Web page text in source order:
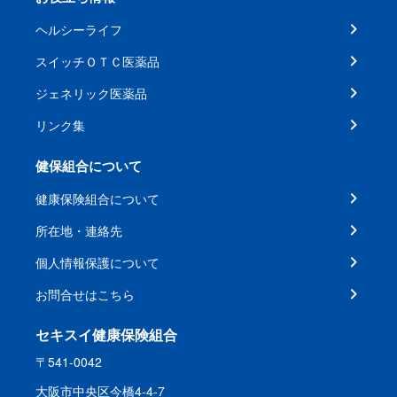
ヘルシーライフ
スイッチＯＴＣ医薬品
ジェネリック医薬品
リンク集
健保組合について
健康保険組合について
所在地・連絡先
個人情報保護について
お問合せはこちら
セキスイ健康保険組合
〒541-0042
大阪市中央区今橋4-4-7